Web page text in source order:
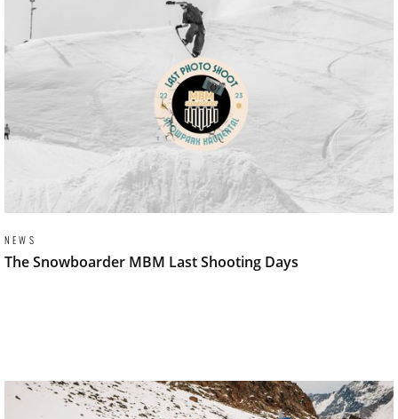
NEWS
The Snowboarder MBM Last Shooting Days